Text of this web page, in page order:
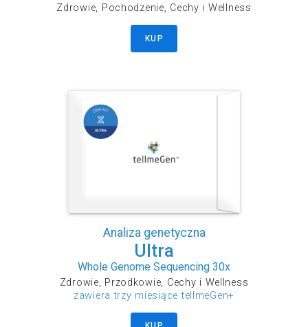
Zdrowie, Pochodzenie, Cechy i Wellness
KUP
Analiza genetyczna
Ultra
Whole Genome Sequencing 30x
Zdrowie, Przodkowie, Cechy i Wellness
zawiera trzy miesiące tellmeGen+